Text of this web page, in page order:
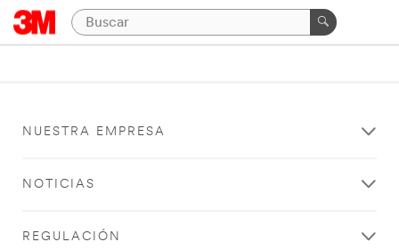
NUESTRA EMPRESA
NOTICIAS
REGULACIÓN